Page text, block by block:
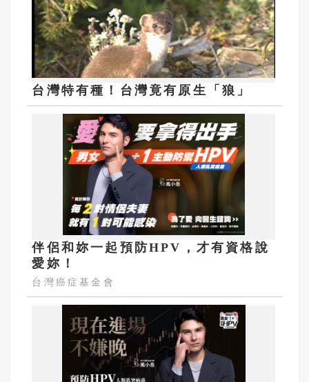
台灣特有種！台灣竟有原生「狼」
伴侶和妳一起預防HPV，才有資格說
愛妳！
台灣癌症基金會